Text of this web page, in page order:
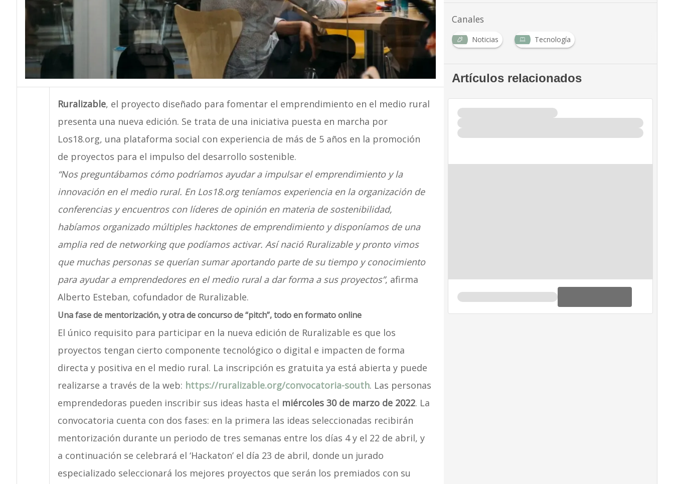
Ruralizable, el proyecto diseñado para fomentar el emprendimiento en el medio rural
presenta una nueva edición. Se trata de una iniciativa puesta en marcha por
Los18.org, una plataforma social con experiencia de más de 5 años en la promoción
de proyectos para el impulso del desarrollo sostenible.
“Nos preguntábamos cómo podríamos ayudar a impulsar el emprendimiento y la
innovación en el medio rural. En Los18.org teníamos experiencia en la organización de
conferencias y encuentros con líderes de opinión en materia de sostenibilidad,
habíamos organizado múltiples hacktones de emprendimiento y disponíamos de una
amplia red de networking que podíamos activar. Así nació Ruralizable y pronto vimos
que muchas personas se querían sumar aportando parte de su tiempo y conocimiento
para ayudar a emprendedores en el medio rural a dar forma a sus proyectos”, afirma
Alberto Esteban, cofundador de Ruralizable.
Una fase de mentorización, y otra de concurso de “pitch”, todo en formato online
El único requisito para participar en la nueva edición de Ruralizable es que los
proyectos tengan cierto componente tecnológico o digital e impacten de forma
directa y positiva en el medio rural. La inscripción es gratuita ya está abierta y puede
realizarse a través de la web: https://ruralizable.org/convocatoria-south. Las personas
emprendedoras pueden inscribir sus ideas hasta el miércoles 30 de marzo de 2022. La
convocatoria cuenta con dos fases: en la primera las ideas seleccionadas recibirán
mentorización durante un periodo de tres semanas entre los días 4 y el 22 de abril, y
a continuación se celebrará el ‘Hackaton’ el día 23 de abril, donde un jurado
especializado seleccionará los mejores proyectos que serán los premiados con su
Canales
Noticias Tecnología
Artículos relacionados